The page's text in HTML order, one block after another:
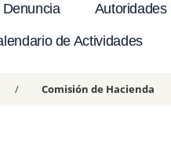
Denuncia Autoridades
de Actividades
Comisión de Hacienda